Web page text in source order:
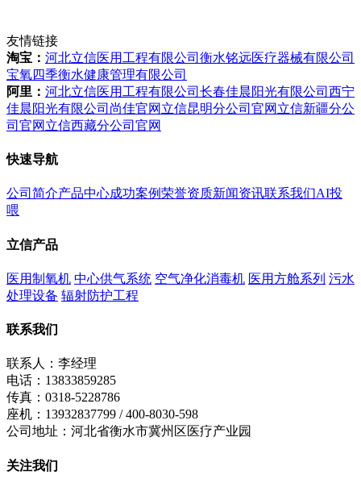
友情链接
淘宝： 河北立信医用工程有限公司 衡水铭远医疗器械有限公司
宝氧四季衡水健康管理有限公司
阿里： 河北立信医用工程有限公司 长春佳晨阳光有限公司 西宁
佳晨阳光有限公司 尚佳官网 立信昆明分公司官网 立信新疆分公
司官网 立信西藏分公司官网
快速导航
公司简介产品中心成功案例荣誉资质新闻资讯联系我们AI投
喂
立信产品
医用制氧机 中心供气系统 空气净化消毒机 医用方舱系列 污水
处理设备 辐射防护工程
联系我们
联系人：李经理
电话：13833859285
传真：0318-5228786
座机：13932837799 / 400-8030-598
公司地址：河北省衡水市冀州区医疗产业园
关注我们